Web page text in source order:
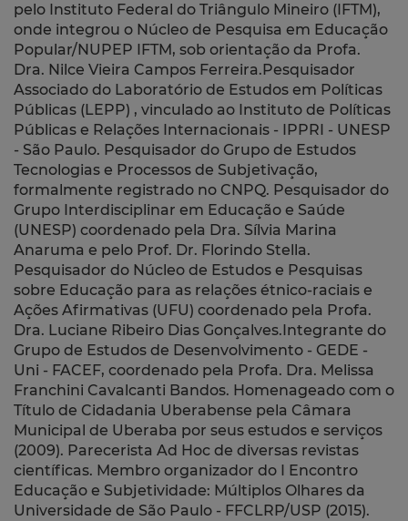
pelo Instituto Federal do Triângulo Mineiro (IFTM),
onde integrou o Núcleo de Pesquisa em Educação
Popular/NUPEP IFTM, sob orientação da Profa.
Dra. Nilce Vieira Campos Ferreira.Pesquisador
Associado do Laboratório de Estudos em Políticas
Públicas (LEPP) , vinculado ao Instituto de Políticas
Públicas e Relações Internacionais - IPPRI - UNESP
- São Paulo. Pesquisador do Grupo de Estudos
Tecnologias e Processos de Subjetivação,
formalmente registrado no CNPQ. Pesquisador do
Grupo Interdisciplinar em Educação e Saúde
(UNESP) coordenado pela Dra. Sílvia Marina
Anaruma e pelo Prof. Dr. Florindo Stella.
Pesquisador do Núcleo de Estudos e Pesquisas
sobre Educação para as relações étnico-raciais e
Ações Afirmativas (UFU) coordenado pela Profa.
Dra. Luciane Ribeiro Dias Gonçalves.Integrante do
Grupo de Estudos de Desenvolvimento - GEDE -
Uni - FACEF, coordenado pela Profa. Dra. Melissa
Franchini Cavalcanti Bandos. Homenageado com o
Título de Cidadania Uberabense pela Câmara
Municipal de Uberaba por seus estudos e serviços
(2009). Parecerista Ad Hoc de diversas revistas
científicas. Membro organizador do I Encontro
Educação e Subjetividade: Múltiplos Olhares da
Universidade de São Paulo - FFCLRP/USP (2015).